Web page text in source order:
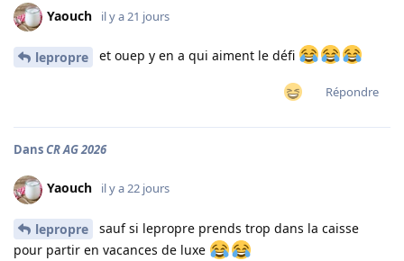
Yaouch il y a 21 jours
lepropre et ouep y en a qui aiment le défi
Répondre
DansCR AG 2026
Yaouch il y a 22 jours
lepropre
sauf si lepropre prends trop dans la caisse
pour partir en vacances de luxe